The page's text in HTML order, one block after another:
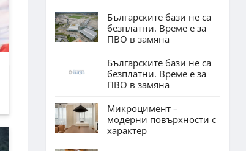
Българските бази не са
безплатни. Време е за
ПВО в замяна
Българските бази не са
безплатни. Време е за
ПВО в замяна
Микроцимент –
модерни повърхности с
характер